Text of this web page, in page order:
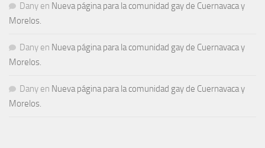
Dany en Nueva página para la comunidad gay de Cuernavaca y
Morelos.
Dany en Nueva página para la comunidad gay de Cuernavaca y
Morelos.
Dany en Nueva página para la comunidad gay de Cuernavaca y
Morelos.